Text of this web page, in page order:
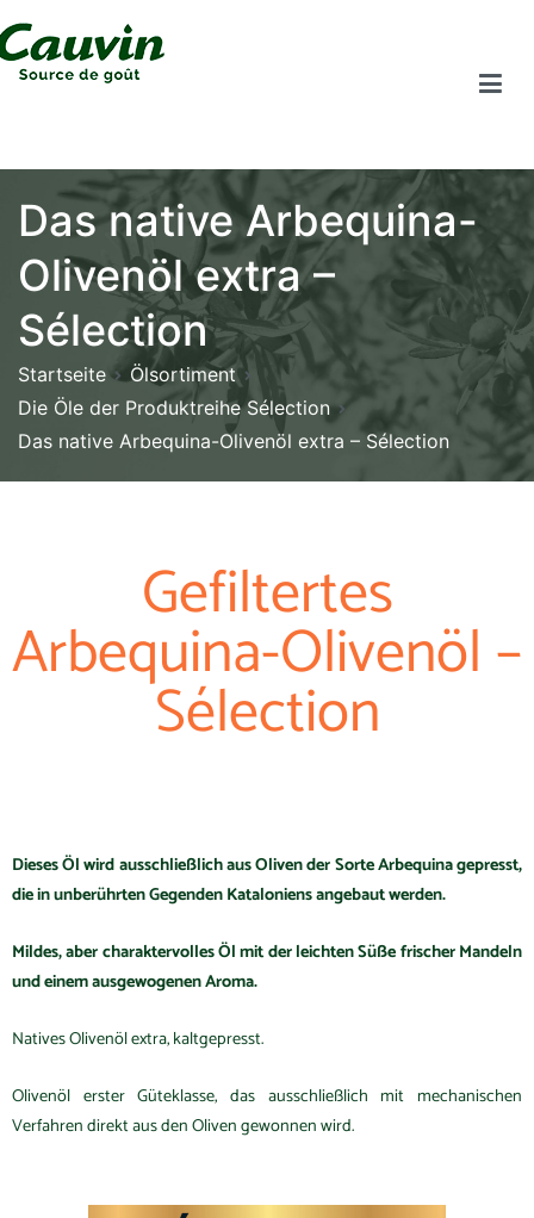
Das native Arbequina-
Olivenöl extra –
Sélection
Startseite
Ölsortiment
Die Öle der Produktreihe Sélection
Das native Arbequina-Olivenöl extra – Sélection
Gefiltertes
Arbequina-Olivenöl –
Sélection
Dieses Öl wird ausschließlich aus Oliven der Sorte Arbequina gepresst,
die in unberührten Gegenden Kataloniens angebaut werden.
Mildes, aber charaktervolles Öl mit der leichten Süße frischer Mandeln
und einem ausgewogenen Aroma.
Natives Olivenöl extra, kaltgepresst.
Olivenöl erster Güteklasse, das ausschließlich mit mechanischen
Verfahren direkt aus den Oliven gewonnen wird.